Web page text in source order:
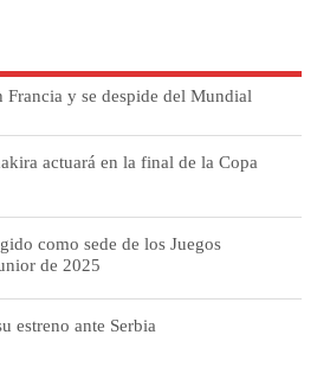
Francia y se despide del Mundial
actuará en la final de la Copa
como sede de los Juegos
de 2025
estreno ante Serbia